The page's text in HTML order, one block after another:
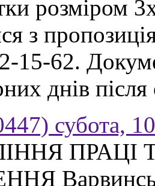
розміром
з
15-62.
днів
субота,
ПРАЦІ